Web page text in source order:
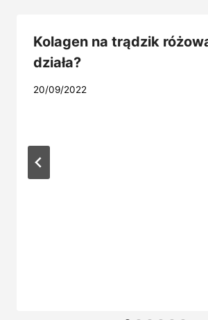
Kolagen na trądzik
działa?
20/09/2022